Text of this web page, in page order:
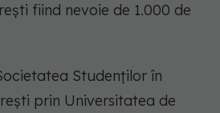
fiind nevoie de 1.000 de
Studenţilor în
prin Universitatea de